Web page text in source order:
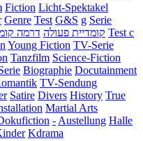
Fiction Licht-Spektakel
Genre Test G&S g Serie
קומדיית פעולה דרמה
Test c
Young Fiction TV-Serie
Tanzfilm Science-Fiction
Biographie Docutainment
TV-Sendung
Satire Divers History True
Martial Arts
- Austellung Halle
Kdrama